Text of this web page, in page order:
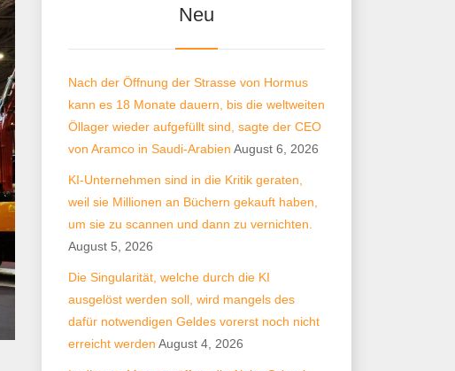
Neu
Nach der Öffnung der Strasse von Hormus
kann es 18 Monate dauern, bis die weltweiten
Öllager wieder aufgefüllt sind, sagte der CEO
von Aramco in Saudi-Arabien August 6, 2026
KI-Unternehmen sind in die Kritik geraten,
weil sie Millionen an Büchern gekauft haben,
um sie zu scannen und dann zu vernichten.
August 5, 2026
Die Singularität, welche durch die KI
ausgelöst werden soll, wird mangels des
dafür notwendigen Geldes vorerst noch nicht
erreicht werden August 4, 2026